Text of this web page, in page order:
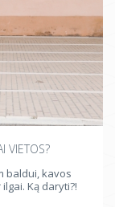
VIETOS?
baldui, kavos
Ką daryti?!